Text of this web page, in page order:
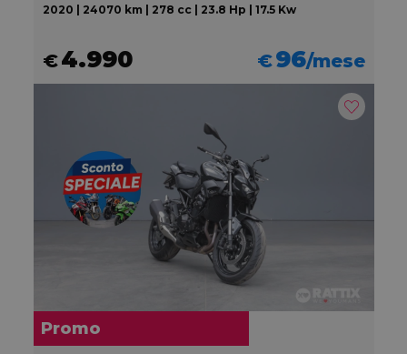
2020 | 24070 km | 278 cc | 23.8 Hp | 17.5 Kw
€4.990 €96/mese
Promo